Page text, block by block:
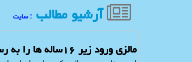
آرشیو مطالب : سایت
مالزی ورود زیر ۱۶ساله ها را به رسانه های اجتماعی ممنوع می کند